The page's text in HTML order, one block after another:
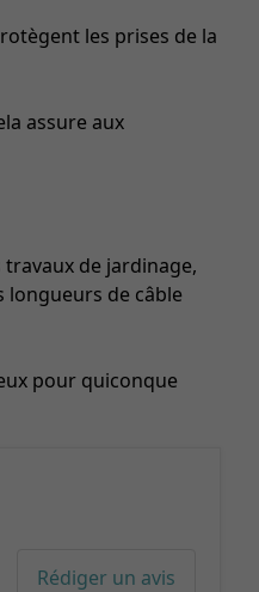
les prises de la
assure aux
de jardinage,
longueurs de câble
pour quiconque
Rédiger un avis